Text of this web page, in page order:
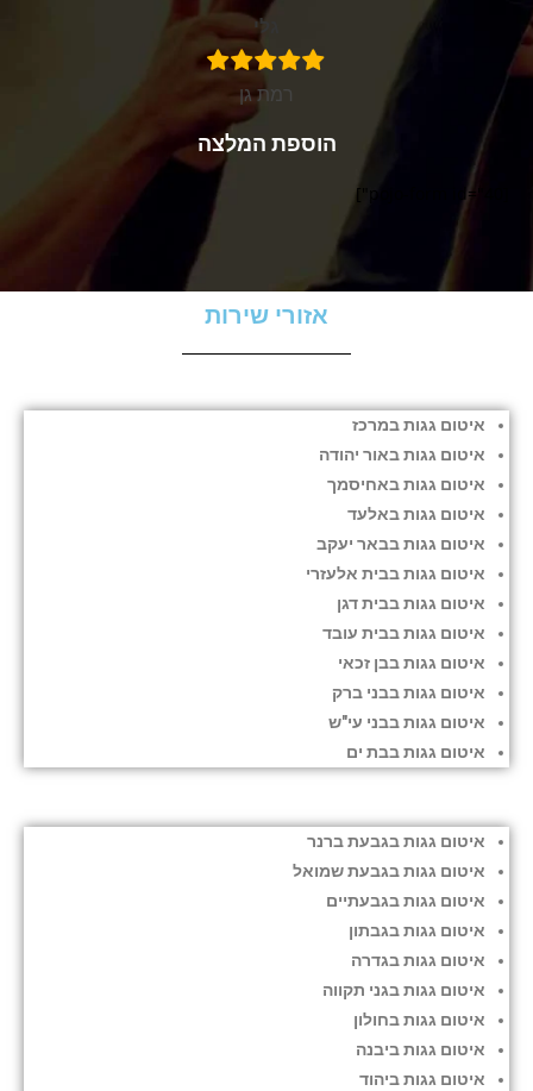
גלי
רמת גן
הוספת המלצה
אזורי שירות
איטום גגות במרכז
איטום גגות באור יהודה
איטום גגות באחיסמך
איטום גגות באלעד
איטום גגות בבאר יעקב
איטום גגות בבית אלעזרי
איטום גגות בבית דגן
איטום גגות בבית עובד
איטום גגות בבן זכאי
איטום גגות בבני ברק
איטום גגות בבני עי"ש
איטום גגות בבת ים
איטום גגות בגבעת ברנר
איטום גגות בגבעת שמואל
איטום גגות בגבעתיים
איטום גגות בגבתון
איטום גגות בגדרה
איטום גגות בגני תקווה
איטום גגות בחולון
איטום גגות ביבנה
איטום גגות ביהוד